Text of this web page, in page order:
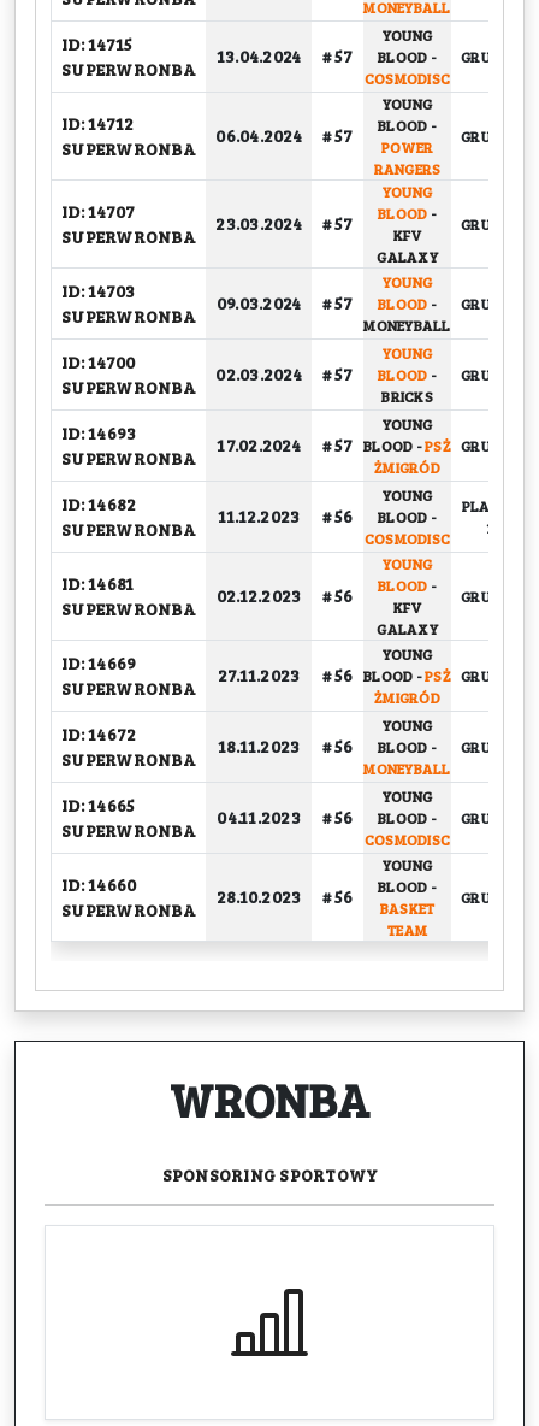
MONEYBALL
ID: 14715
SUPERWRONBA
13.04.2024 # 57
YOUNG
BLOOD -
COSMODISC
GRUPOWY
ID: 14712
SUPERWRONBA
06.04.2024 # 57
YOUNG
BLOOD -
POWER
RANGERS
GRUPOWY
ID: 14707
SUPERWRONBA
23.03.2024 # 57
YOUNG
BLOOD -
KFV
GALAXY
GRUPOWY
ID: 14703
SUPERWRONBA
09.03.2024 # 57
YOUNG
BLOOD -
MONEYBALL
GRUPOWY
ID: 14700
SUPERWRONBA
02.03.2024 # 57
YOUNG
BLOOD -
BRICKS
GRUPOWY
ID: 14693
SUPERWRONBA
17.02.2024 # 57
YOUNG
BLOOD -PSŻ
ŻMIGRÓD
GRUPOWY
ID: 14682
SUPERWRONBA
11.12.2023 # 56
YOUNG
BLOOD -
COSMODISC
PLAY-OFF,
1/4
ID: 14681
SUPERWRONBA
02.12.2023 # 56
YOUNG
BLOOD -
KFV
GALAXY
GRUPOWY
ID: 14669
SUPERWRONBA
27.11.2023 # 56
YOUNG
BLOOD -PSŻ
ŻMIGRÓD
GRUPOWY
ID: 14672
SUPERWRONBA
18.11.2023 # 56
YOUNG
BLOOD -
MONEYBALL
GRUPOWY
ID: 14665
SUPERWRONBA
04.11.2023 # 56
YOUNG
BLOOD -
COSMODISC
GRUPOWY
ID: 14660
SUPERWRONBA
28.10.2023 # 56
YOUNG
BLOOD -
BASKET
TEAM
GRUPOWY
WRONBA
SPONSORING SPORTOWY